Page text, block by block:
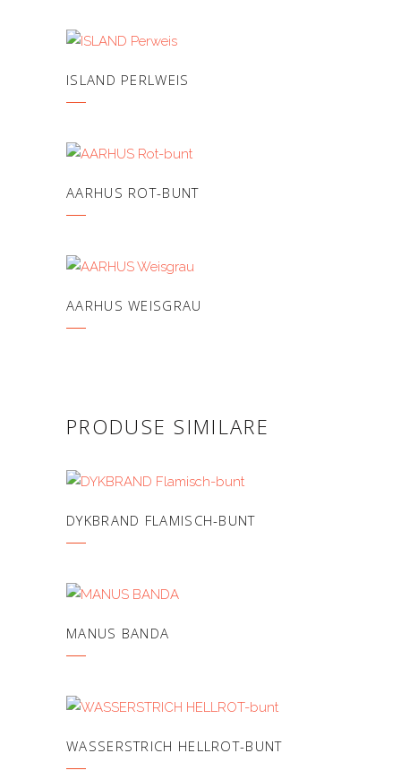
ISLAND PERLWEIS
AARHUS ROT-BUNT
AARHUS WEISGRAU
PRODUSE SIMILARE
DYKBRAND FLAMISCH-BUNT
MANUS BANDA
WASSERSTRICH HELLROT-BUNT